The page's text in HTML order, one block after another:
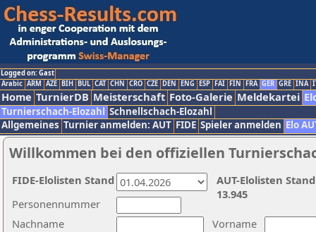
Logged on: Gast
Arabic ARM AZE BIH BUL CAT CHN CRO CZE DEN ENG ESP FAI FIN FRA GER GRE INA
Home TurnierDB Meisterschaft Foto-Galerie Meldekartei
Turnierschach-Elozahl Schnellschach-Elozahl
Allgemeines Turnier anmelden: AUT FIDE Spieler anmelden Elo
Willkommen bei den offiziellen
Nachname
Vorname
Personennummer
AUT-Elolisten
13.945
FIDE-Elolisten Stand